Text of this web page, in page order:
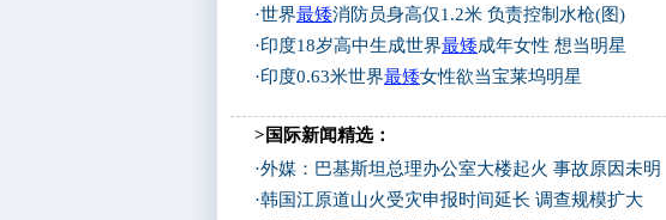
·世界最矮消防员身高仅1.2米 负责控制水枪(图)
·印度18岁高中生成世界最矮成年女性 想当明星
·印度0.63米世界最矮女性欲当宝莱坞明星
>国际新闻精选：
·外媒：巴基斯坦总理办公室大楼起火 事故原因未明
·韩国江原道山火受灾申报时间延长 调查规模扩大